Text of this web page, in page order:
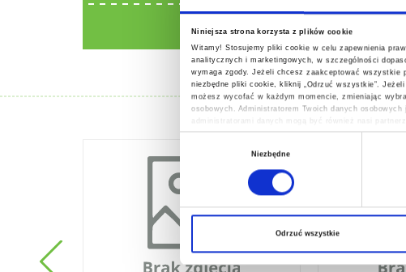
Niniejsza strona korzysta z plików cookie
Witamy! Stosujemy pliki cookie w celu zapewnienia
analitycznych i marketingowych, w szczególności
wymaga zgody. Jeżeli chcesz zaakceptować
niezbędne pliki cookie, kliknij „Odrzuć wszystkie”.
możesz wycofać w każdym momencie, zmieniając
osobowych. Administratorem Twoich danych
administratorami danych mogą być również nasi
osobowych, w tym o przysługujących Ci
zgody
Niezbędne
Odrzuć wszystkie